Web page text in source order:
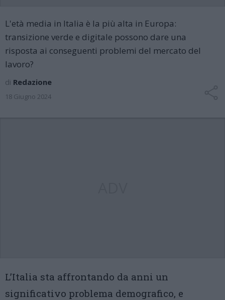
L'età media in Italia è la più alta in Europa:
transizione verde e digitale possono dare una
risposta ai conseguenti problemi del mercato del
lavoro?
di Redazione
18 Giugno 2024
L’Italia sta affrontando da anni un
significativo problema demografico, e